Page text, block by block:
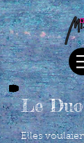
Le Duo
Elles